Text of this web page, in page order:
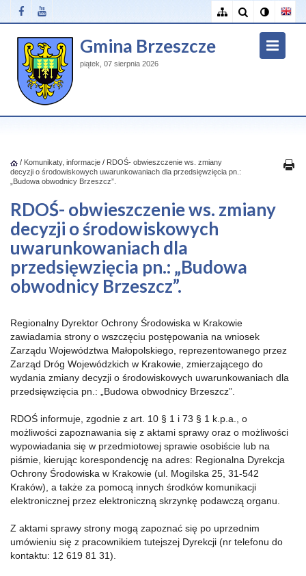
Gmina Brzeszcze
piątek, 07 sierpnia 2026
/ Komunikaty, informacje / RDOŚ- obwieszczenie ws. zmiany
decyzji o środowiskowych uwarunkowaniach dla przedsięwzięcia pn.:
„Budowa obwodnicy Brzeszcz”.
RDOŚ- obwieszczenie ws. zmiany
decyzji o środowiskowych
uwarunkowaniach dla
przedsięwzięcia pn.: „Budowa
obwodnicy Brzeszcz”.
Regionalny Dyrektor Ochrony Środowiska w Krakowie
zawiadamia strony o wszczęciu postępowania na wniosek
Zarządu Województwa Małopolskiego, reprezentowanego przez
Zarząd Dróg Wojewódzkich w Krakowie, zmierzającego do
wydania zmiany decyzji o środowiskowych uwarunkowaniach dla
przedsięwzięcia pn.: „Budowa obwodnicy Brzeszcz”.
RDOŚ informuje, zgodnie z art. 10 § 1 i 73 § 1 k.p.a., o
możliwości zapoznawania się z aktami sprawy oraz o możliwości
wypowiadania się w przedmiotowej sprawie osobiście lub na
piśmie, kierując korespondencję na adres: Regionalna Dyrekcja
Ochrony Środowiska w Krakowie (ul. Mogilska 25, 31-542
Kraków), a także za pomocą innych środków komunikacji
elektronicznej przez elektroniczną skrzynkę podawczą organu.
Z aktami sprawy strony mogą zapoznać się po uprzednim
umówieniu się z pracownikiem tutejszej Dyrekcji (nr telefonu do
kontaktu: 12 619 81 31).